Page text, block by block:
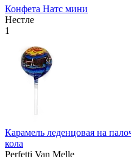
Конфета Натс мини
Нестле
1
Карамель леденцовая на
кола
Perfetti Van Melle